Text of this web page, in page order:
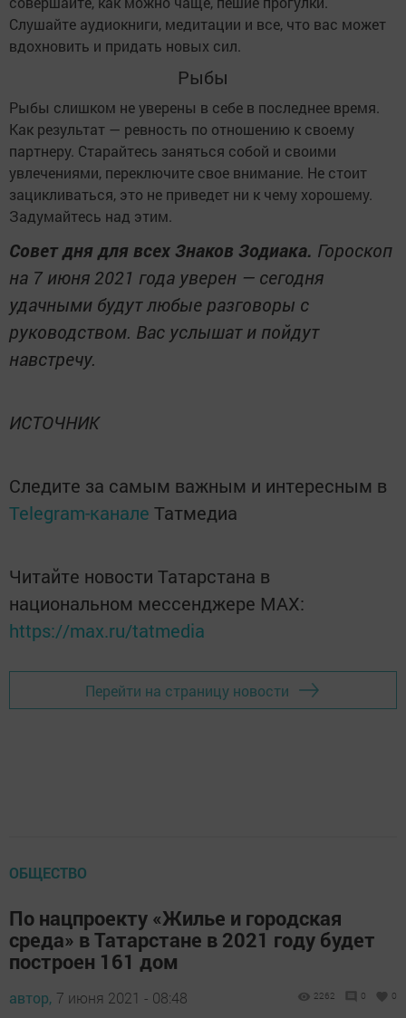
Слушайте аудиокниги, медитации и все, что вас может
вдохновить и придать новых сил.
Рыбы
Рыбы слишком не уверены в себе в последнее время.
Как результат — ревность по отношению к своему
партнеру. Старайтесь заняться собой и своими
увлечениями, переключите свое внимание. Не стоит
зацикливаться, это не приведет ни к чему хорошему.
Задумайтесь над этим.
Совет дня для всех Знаков Зодиака. Гороскоп
на 7 июня 2021 года уверен — сегодня
удачными будут любые разговоры с
руководством. Вас услышат и пойдут
навстречу.
ИСТОЧНИК
Следите за самым важным и интересным в
Telegram-канале Татмедиа
Читайте новости Татарстана в
национальном мессенджере MАХ:
https://max.ru/tatmedia
Перейти на страницу новости
ОБЩЕСТВО
По нацпроекту «Жилье и городская
среда» в Татарстане в 2021 году будет
построен 161 дом
автор, 7 июня 2021 - 08:48 2262 0 0